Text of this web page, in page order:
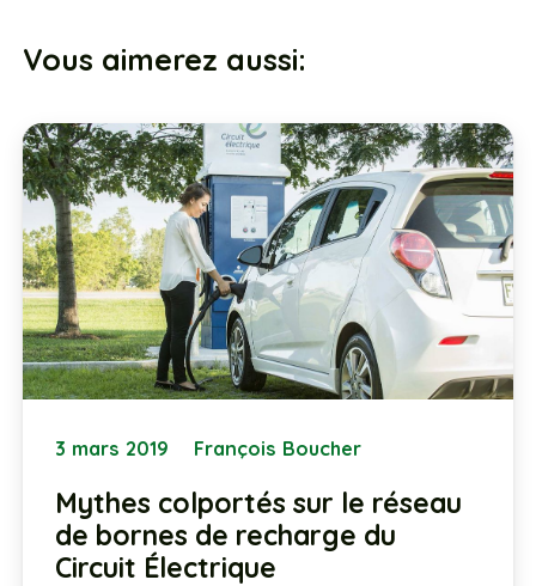
Vous aimerez aussi:
3 mars 2019 François Boucher
Mythes colportés sur le réseau
de bornes de recharge du
Circuit Électrique